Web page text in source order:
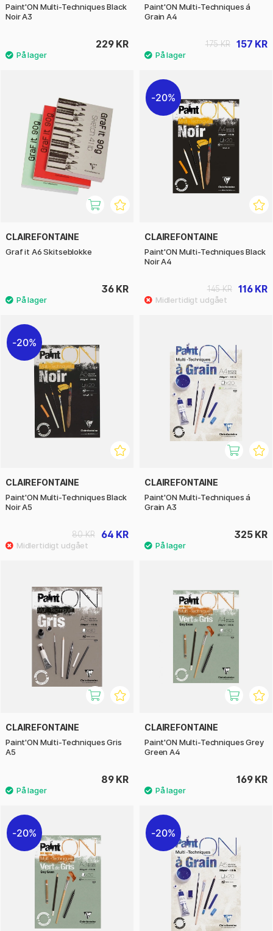
Paint'ON Multi-Techniques Black
Noir A3
229 KR
Paint'ON Multi-Techniques á
Grain A4
157 KR
175 KR
CLAIREFONTAINE
Graf it A6 Skitseblokke
36 KR
20%
CLAIREFONTAINE
Paint'ON Multi-Techniques Black
Noir A4
116 KR
145 KR
20%
CLAIREFONTAINE
Paint'ON Multi-Techniques Black
Noir A5
64 KR
80 KR
CLAIREFONTAINE
Paint'ON Multi-Techniques á
Grain A3
325 KR
CLAIREFONTAINE
Paint'ON Multi-Techniques Gris
A5
89 KR
CLAIREFONTAINE
Paint'ON Multi-Techniques Grey
Green A4
169 KR
20% 20%